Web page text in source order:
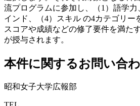
流プログラムに参加し、（1）語学
インド、（4）スキル の4カテゴリー
スコアや成績などの修了要件を満た
が授与されます。
本件に関するお問い合
昭和女子大学広報部